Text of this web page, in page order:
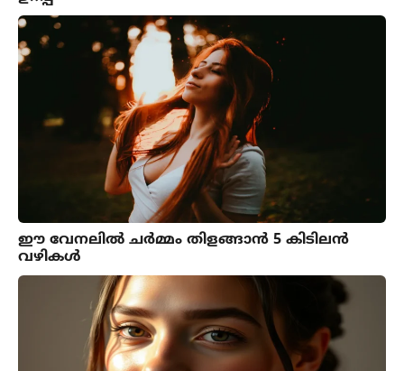
ഈ വേനലിൽ ചർമ്മം തിളങ്ങാൻ 5 കിടിലൻ
വഴികൾ